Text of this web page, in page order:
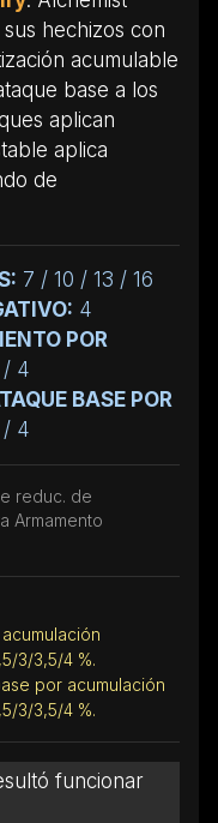
hechizos con
acumulable
base a los
aplican
aplica
de
7 / 10 / 13 / 16
4
POR
/ 4
BASE POR
/ 4
reduc. de
Armamento
3/3,5/4 %.
por acumulación
3/3,5/4 %.
funcionar